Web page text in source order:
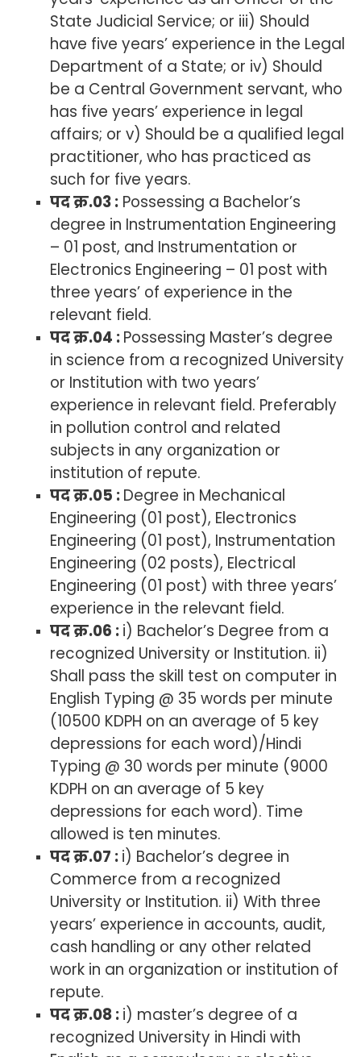
State Judicial Service; or iii) Should
have five years’ experience in the Legal
Department of a State; or iv) Should
be a Central Government servant, who
has five years’ experience in legal
affairs; or v) Should be a qualified legal
practitioner, who has practiced as
such for five years.
पद क्र.03 : Possessing a Bachelor’s
degree in Instrumentation Engineering
– 01 post, and Instrumentation or
Electronics Engineering – 01 post with
three years’ of experience in the
relevant field.
पद क्र.04 :Possessing Master’s degree
in science from a recognized University
or Institution with two years’
experience in relevant field. Preferably
in pollution control and related
subjects in any organization or
institution of repute.
पद क्र.05 :Degree in Mechanical
Engineering (01 post), Electronics
Engineering (01 post), Instrumentation
Engineering (02 posts), Electrical
Engineering (01 post) with three years’
experience in the relevant field.
पद क्र.06 :i) Bachelor’s Degree from a
recognized University or Institution. ii)
Shall pass the skill test on computer in
English Typing @ 35 words per minute
(10500 KDPH on an average of 5 key
depressions for each word)/Hindi
Typing @ 30 words per minute (9000
KDPH on an average of 5 key
depressions for each word). Time
allowed is ten minutes.
पद क्र.07 :i) Bachelor’s degree in
Commerce from a recognized
University or Institution. ii) With three
years’ experience in accounts, audit,
cash handling or any other related
work in an organization or institution of
repute.
पद क्र.08 :i) master’s degree of a
recognized University in Hindi with